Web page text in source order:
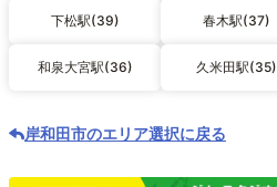
下松駅(39) 春木駅(37)
和泉大宮駅(36) 久米田駅(35)
岸和田市のエリア選択に戻る